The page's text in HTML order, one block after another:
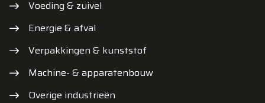
Voeding & zuivel
Energie & afval
Verpakkingen & kunststof
Machine- & apparatenbouw
Overige industrieën